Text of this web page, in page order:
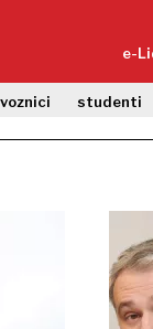
e-
studenti